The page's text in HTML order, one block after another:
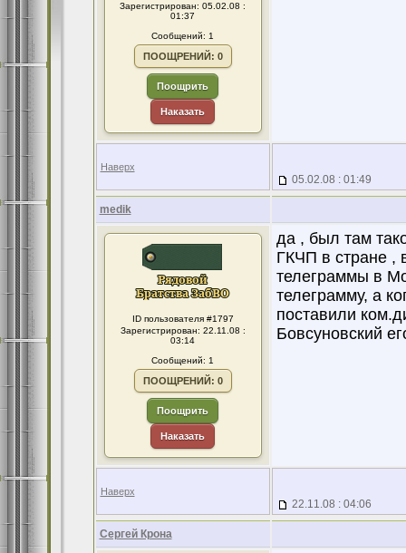
Зарегистрирован: 05.02.08 :
01:37
Сообщений: 1
ПООЩРЕНИЙ: 0
Поощрить
Наказать
Наверх
05.02.08 : 01:49
medik
ID пользователя #1797
Зарегистрирован: 22.11.08 :
03:14
Сообщений: 1
ПООЩРЕНИЙ: 0
Поощрить
Наказать
да , был там
ГКЧП в стране ,
телеграммы в
телеграмму, а
поставили
Бовсуновский
Наверх
22.11.08 : 04:06
Сергей Крона